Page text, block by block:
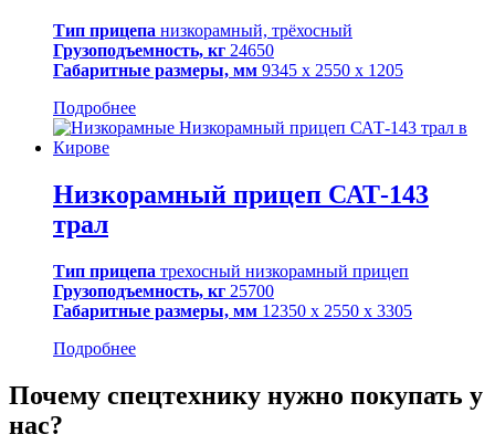
Тип прицепа низкорамный, трёхосный
Грузоподъемность, кг 24650
Габаритные размеры, мм 9345 х 2550 х 1205
Подробнее
Низкорамный прицеп САТ-143
трал
Тип прицепа трехосный низкорамный прицеп
Грузоподъемность, кг 25700
Габаритные размеры, мм 12350 х 2550 х 3305
Подробнее
Почему спецтехнику нужно покупать у
нас?